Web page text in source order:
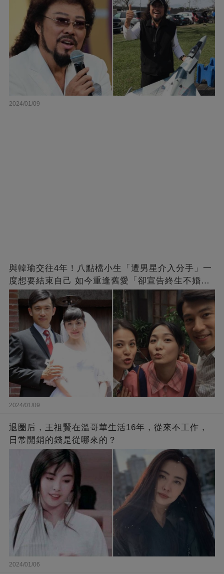
2024/01/09
與韓瑜交往4年！八點檔小生「遭男星介入分手」一
度想要結束自己 如今重逢舊愛「卻宣告終生不婚」
原因曝光
2024/01/09
退圈后，王祖賢在溫哥華生活16年，從來不工作，
日常開銷的錢是從哪來的？
2024/01/06